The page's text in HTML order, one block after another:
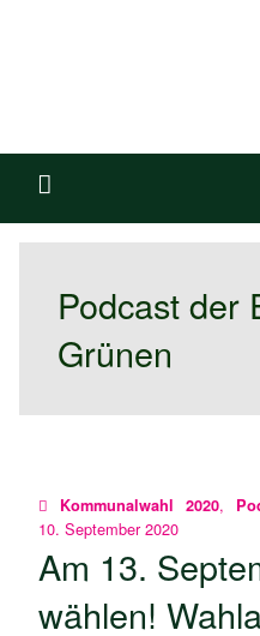
Podcast der
Grünen
Kommunalwahl 2020,
10. September 2020
Am 13.
wählen!